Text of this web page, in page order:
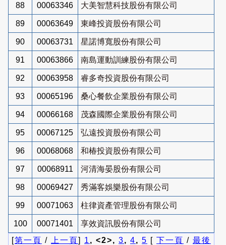
88 00063346 大美智慧科技股份有限公司
89 00063649 東峰投資股份有限公司
90 00063731 星諾博寬股份有限公司
91 00063866 南島運動訓練股份有限公司
92 00063958 睿多奇投資股份有限公司
93 00065196 桑心餐飲企業股份有限公司
94 00066168 茂森國際企業股份有限公司
95 00067125 弘遠投資股份有限公司
96 00068068 和椿投資股份有限公司
97 00068911 河清海晏股份有限公司
98 00069427 秀滿客娛樂股份有限公司
99 00071063 柱律資產管理股份有限公司
100 00071401
享效資訊股份有限公司
[第一頁 / 上一頁] 1 , <2>, 3, 4, 5 [ 下一頁 / 最後